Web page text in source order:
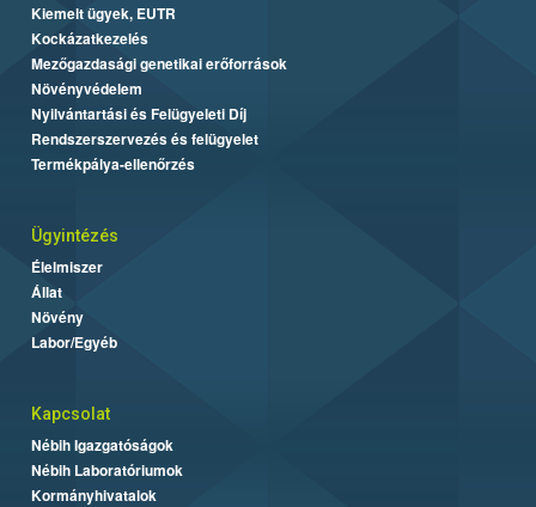
Kiemelt ügyek, EUTR
Kockázatkezelés
Mezőgazdasági genetikai erőforrások
Növényvédelem
Nyilvántartási és Felügyeleti Díj
Rendszerszervezés és felügyelet
Termékpálya-ellenőrzés
Ügyintézés
Élelmiszer
Állat
Növény
Labor/Egyéb
Kapcsolat
Nébih Igazgatóságok
Nébih Laboratóriumok
Kormányhivatalok